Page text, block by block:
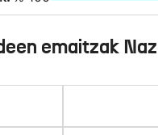
emaitzak